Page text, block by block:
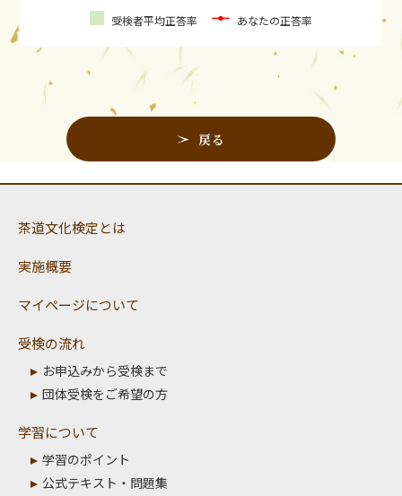
受検者平均正答率 あなたの正答率
戻る
茶道文化検定とは
実施概要
マイページについて
受検の流れ
お申込みから受検まで
団体受検をご希望の方
学習について
学習のポイント
公式テキスト・問題集